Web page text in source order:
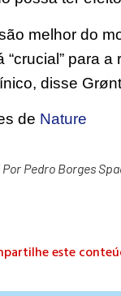
melhor do
“crucial” para a
disse
de Nature
Por Pedro Borges
este